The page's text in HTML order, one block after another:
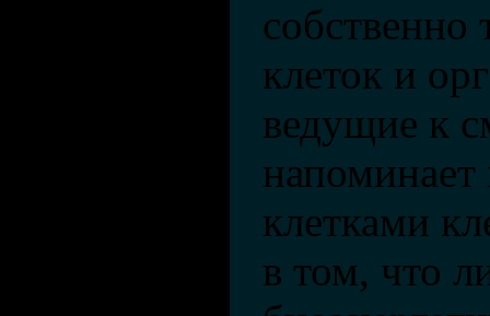
собственно
клеток и
ведущие к
клетками
в том, что